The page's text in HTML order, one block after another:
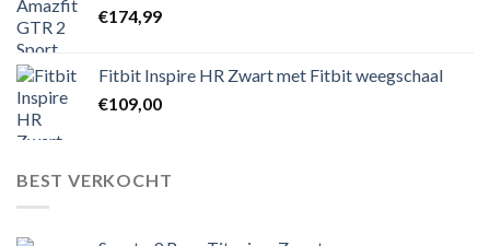
€174,99
Fitbit Inspire HR Zwart met Fitbit weegschaal
€109,00
BEST VERKOCHT